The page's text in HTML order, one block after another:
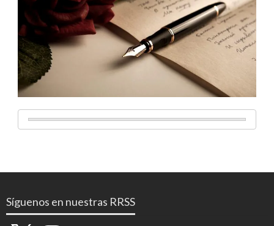
Síguenos en nuestras RRSS